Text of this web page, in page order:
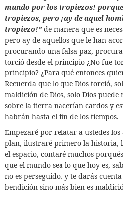
mundo por los tropiezos! porque
tropiezos, pero ¡ay de aquel
tropiezo!”de manera que es
pero ay de aquellos que le han
procurando una falsa paz,
torció desde el principio ¿No fue
principio? ¿Para qué entonces
Recuerda que lo que Dios torció,
maldición de Dios, solo Dios
sobre la tierra nacerían cardos y
habrán hasta el fin de los tiempos.
Empezaré por relatar a ustedes los
plan, ilustraré primero la historia,
el espacio, contaré muchos
que el mundo sea lo que hoy es,
no es perseguido, y te darás
bendición sino más bien es